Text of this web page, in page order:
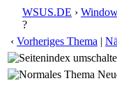
WSUS.DE ›
?
‹ Vorheriges Thema |